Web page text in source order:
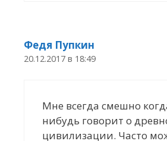
Федя Пупкин
20.12.2017 в 18:49
Мне всегда смешно
нибудь говорит о
цивилизации. Часто